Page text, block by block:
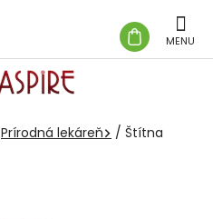
KOŠÍK
Prírodná lekáreň / Štítna